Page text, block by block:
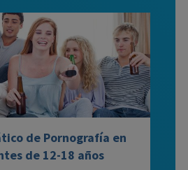
de Pornografía en
de 12-18 años